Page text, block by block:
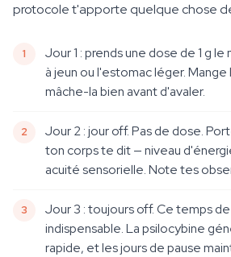
protocole t'apporte quelque chose
Jour 1 : prends une dose de 1 g
à jeun ou l'estomac léger.
mâche-la bien avant d'avaler.
Jour 2 : jour off. Pas de dose.
ton corps te dit — niveau
acuité sensorielle. Note tes
Jour 3 : toujours off. Ce temps
indispensable. La psilocybine
rapide, et les jours de pause